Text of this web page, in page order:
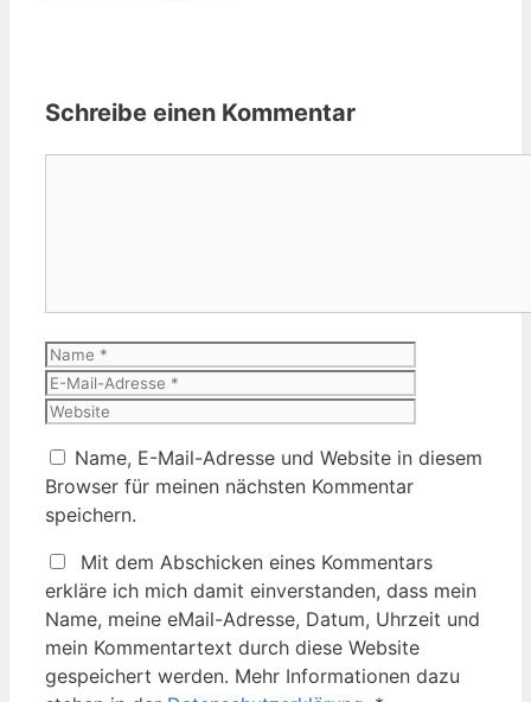
Schreibe einen Kommentar
Name
Name, E-Mail-Adresse und Website in diesem
Browser für meinen nächsten Kommentar
speichern.
Mit dem Abschicken eines Kommentars
erkläre ich mich damit einverstanden, dass mein
Name, meine eMail-Adresse, Datum, Uhrzeit und
mein Kommentartext durch diese Website
gespeichert werden. Mehr Informationen dazu